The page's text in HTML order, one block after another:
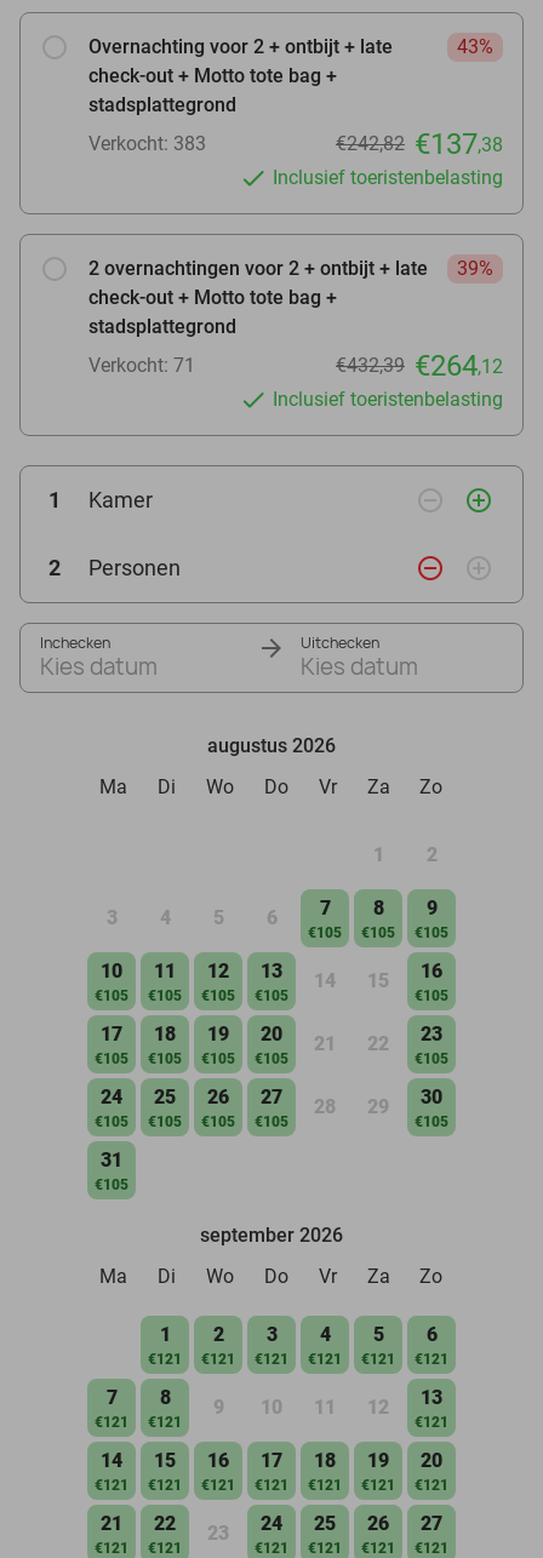
Overnachting voor 2 + ontbijt + late
check-out + Motto tote bag +
stadsplattegrond
43%
Verkocht: 383 €242,82 €137,38
Inclusief toeristenbelasting
2 overnachtingen voor 2 + ontbijt + late
check-out + Motto tote bag +
stadsplattegrond
39%
Verkocht: 71 €432,39 €264,12
Inclusief toeristenbelasting
1 Kamer remove_circle_outline add_circle_outline
2 Personen remove_circle_outline add_circle_outline
Inchecken
Kies datum
Uitchecken
Kies datum
augustus 2026
Ma
Di Wo Do Vr Za Zo
1 2
3 4 5 6 7
€105
8
€105
9
€105
10
€105
11
€105
12
€105
13
€105
14 15 16
€105
17
€105
18
€105
19
€105
20
€105
21 22 23
€105
24
€105
25
€105
26
€105
27
€105
28 29 30
€105
31
€105
september 2026
Ma
Di Wo Do Vr Za Zo
1
€121
2
€121
3
€121
4
€121
5
€121
6
€121
7
€121
8
€121
9 10 11 12 13
€121
14
€121
15
€121
16
€121
17
€121
18
€121
19
€121
20
€121
21
€121
22
€121
23 24
€121
25
€121
26
€121
27
€121